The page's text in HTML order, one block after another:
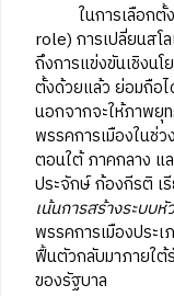
ในการเลือกตั้งปี
role) การเปลี่ยนสโ
ถึงการแข่งขันเชิงน
ตั้งด้วยแล้ว ย่อมถือไ
นอกจากจะให้ภาพยุ
พรรคการเมืองในช่
ตอนใต้ ภาคกลาง แ
ประจักษ์ ก้องกีรติ เ
เน้นการสร้างระบบ
พรรคการเมืองประ
ฟื้นตัวกลับมาภายใ
ของรัฐบาล